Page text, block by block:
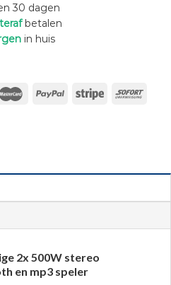
30 dagen
betalen
in huis
2x 500W stereo
en mp3 speler